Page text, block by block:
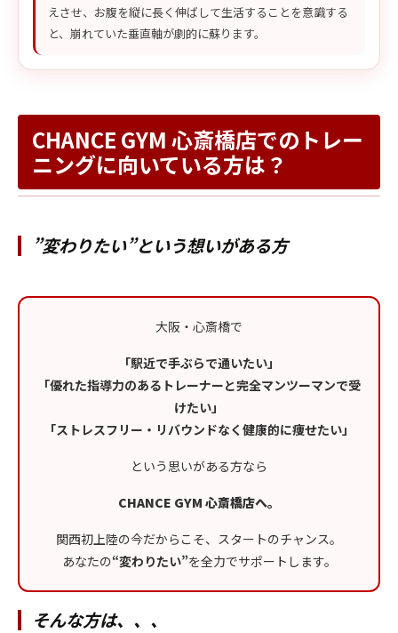
えさせ、お腹を縦に長く伸ばして生活することを意識する
と、崩れていた垂直軸が劇的に蘇ります。
CHANCE GYM 心斎橋店でのトレー
ニングに向いている方は？
”変わりたい”という想いがある方
大阪・心斎橋で
「駅近で手ぶらで通いたい」
「優れた指導力のあるトレーナーと完全マンツーマンで受
けたい」
「ストレスフリー・リバウンドなく健康的に痩せたい」
という思いがある方なら
CHANCE GYM 心斎橋店へ。
関西初上陸の今だからこそ、スタートのチャンス。
あなたの“変わりたい”を全力でサポートします。
そんな方は、、、